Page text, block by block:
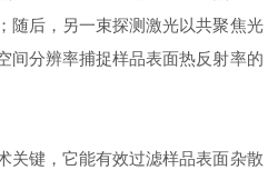
随后，另一束探测激光以共聚焦光
间分辨率捕捉样品表面热反射率的
键，它能有效过滤样品表面杂散